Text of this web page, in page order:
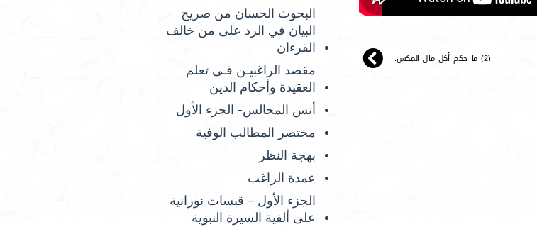
(2) ما حكم أكل مال المكس.
البحوث الحسان من صريح
البيان في الرد على من خالف
القرءان
مقصد الراغبيـن فـى تعلم
العقيدة وأحكام الدين
أنس المجالس- الجزء الأول
مختصر المطالب الوفية
بهجة النظر
عمدة الراغب
الجزء الأول – قبسات نورانية
على ألفية السيرة النبوية